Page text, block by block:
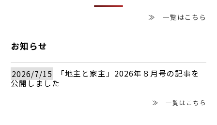
ます。漢字５文字の名字は、山口県の「勘
三郎」の二つだけです。名字の由来は、日
本の律令時代に左衛門府という役所が置か
れ、そこに「左衛門尉（さえもんのじょ
う）」という役職があり、この役職に就い
≫ 一覧はこちら
お知らせ
2026/7/15
「地主と家主」2026年８月号の記事を
公開しました
≫ 一覧はこちら